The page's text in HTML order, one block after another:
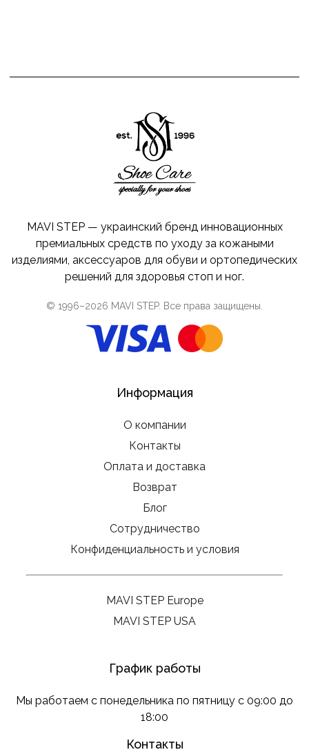
MAVI STEP — украинский бренд инновационных
премиальных средств по уходу за кожаными
изделиями, аксессуаров для обуви и ортопедических
решений для здоровья стоп и ног.
© 1996–2026 MAVI STEP. Все права защищены.
Информация
О компании
Контакты
Оплата и доставка
Возврат
Блог
Сотрудничество
Конфиденциальность и условия
MAVI STEP Europe
MAVI STEP USA
График работы
Мы работаем с понедельника по пятницу с 09:00 до
18:00
Контакты